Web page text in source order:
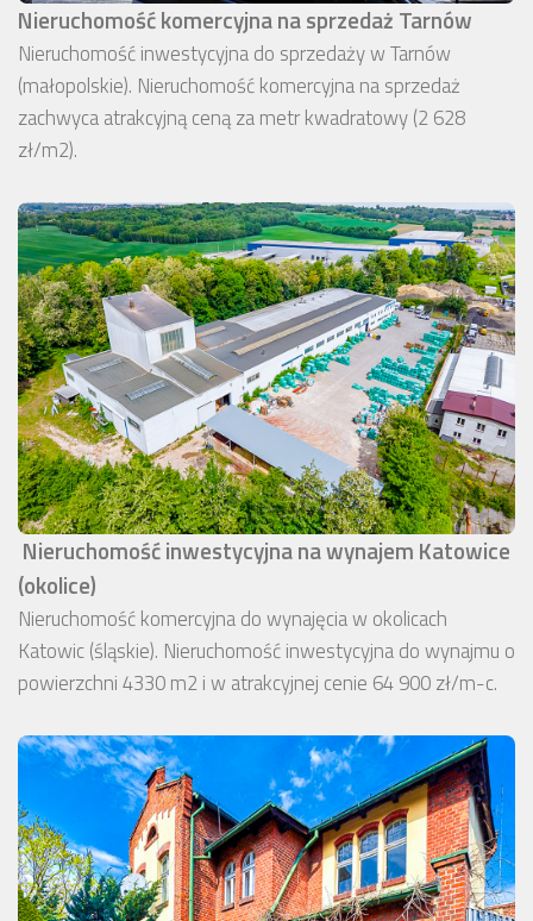
Nieruchomość komercyjna na sprzedaż Tarnów
Nieruchomość inwestycyjna do sprzedaży w Tarnów
(małopolskie). Nieruchomość komercyjna na sprzedaż
zachwyca atrakcyjną ceną za metr kwadratowy (2 628
zł/m2).
Nieruchomość inwestycyjna na wynajem Katowice
(okolice)
Nieruchomość komercyjna do wynajęcia w okolicach
Katowic (śląskie). Nieruchomość inwestycyjna do wynajmu o
powierzchni 4330 m2 i w atrakcyjnej cenie 64 900 zł/m-c.